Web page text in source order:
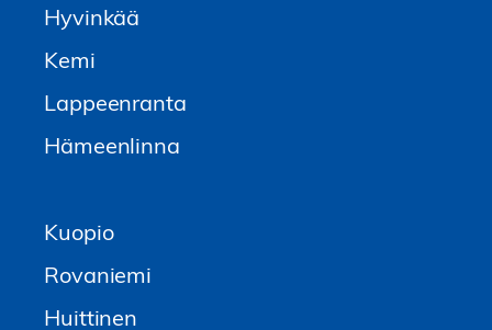
Hyvinkää
Kemi
Lappeenranta
Hämeenlinna
Kuopio
Rovaniemi
Huittinen